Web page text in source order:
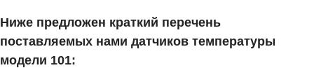
Ниже предложен краткий перечень
поставляемых нами датчиков температуры
модели 101: